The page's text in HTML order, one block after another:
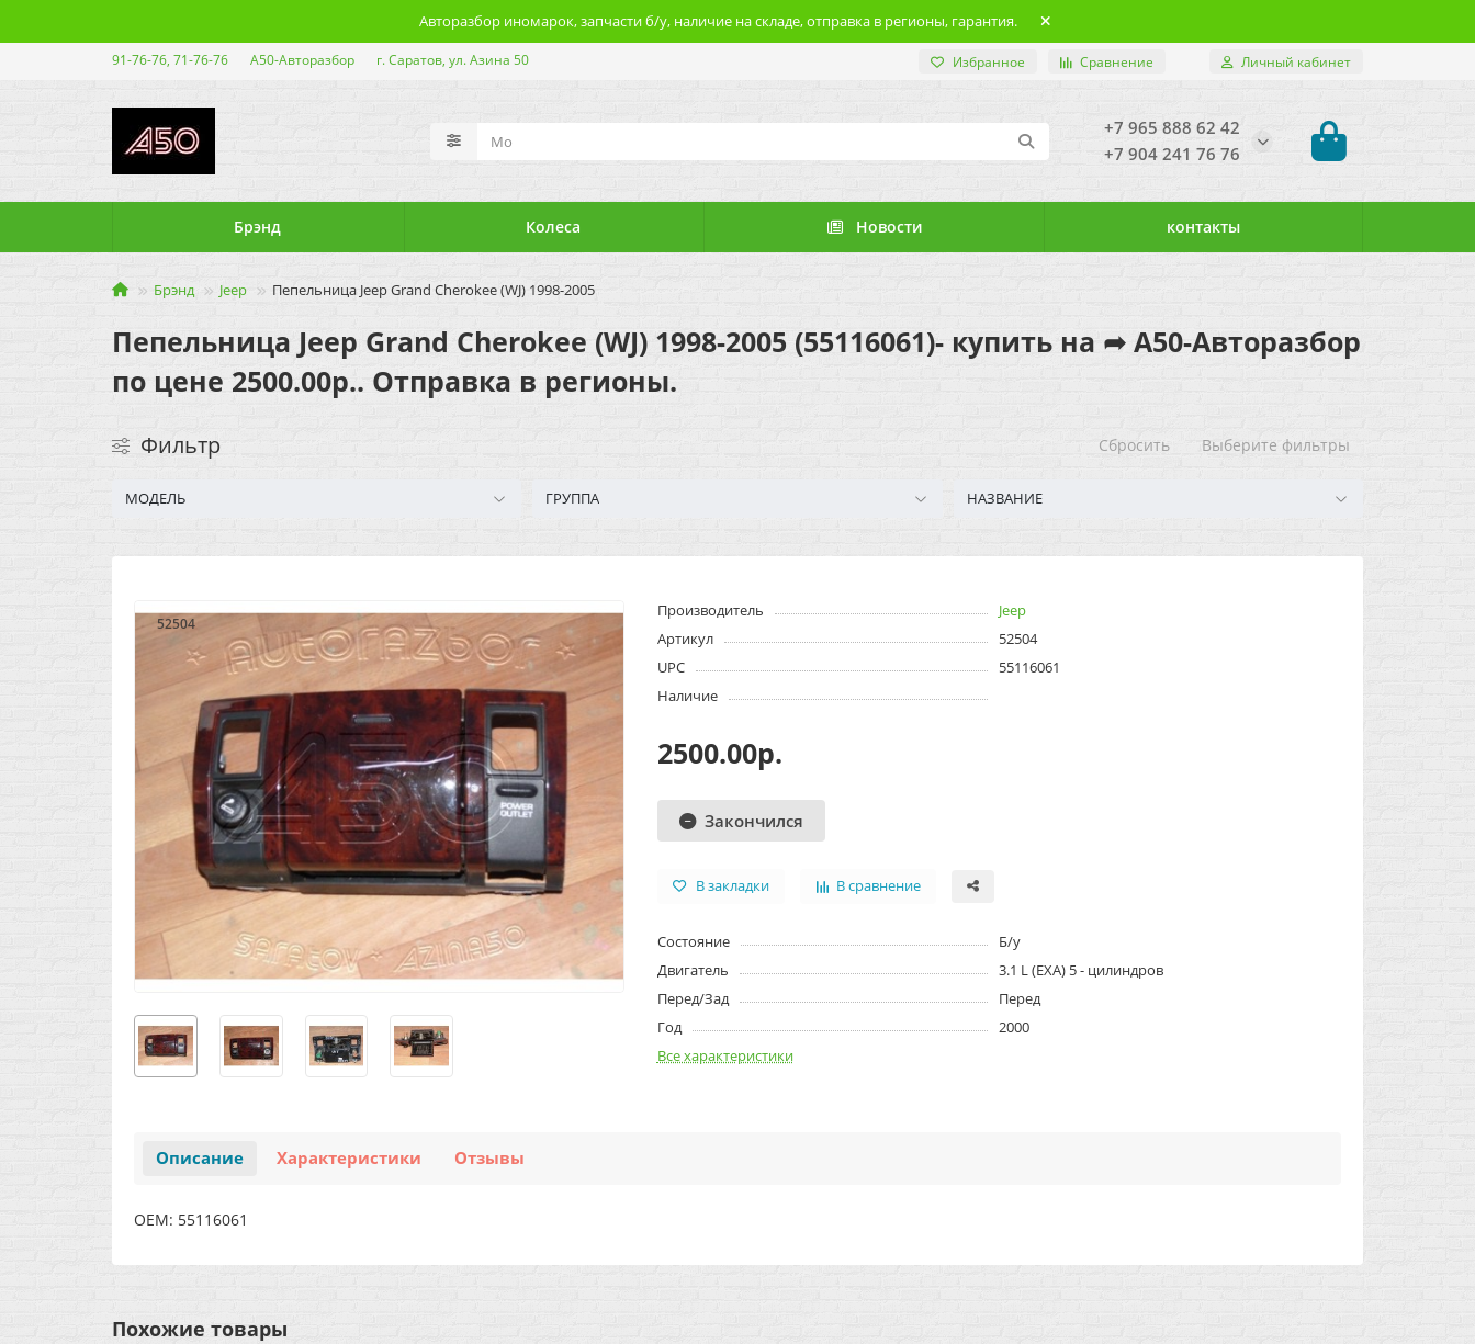
Авторазбор иномарок, запчасти б/у, наличие на складе, отправка в регионы, гарантия.
91-76-76, 71-76-76 А50-Авторазбор г. Саратов, ул. Азина 50 Избранное Сравнение Личный кабинет
+7 965 888 62 42
+7 904 241 76 76
Брэнд Колеса Новости контакты
Брэнд Jeep Пепельница Jeep Grand Cherokee (WJ) 1998-2005
Пепельница Jeep Grand Cherokee (WJ) 1998-2005 (55116061)- купить на ➦ А50-Авторазбор
по цене 2500.00р.. Отправка в регионы.
Фильтр Сбросить Выберите фильтры
МОДЕЛЬ ГРУППА НАЗВАНИЕ
52504
Производитель
Jeep
Артикул
52504
UPC
55116061
Наличие
2500.00р.
Закончился
В закладки В сравнение
Состояние
Б/у
Двигатель
3.1 L (EXA) 5 - цилиндров
Перед/Зад
Перед
Год
2000
Все характеристики
Описание Характеристики Отзывы
OEM: 55116061
Похожие товары